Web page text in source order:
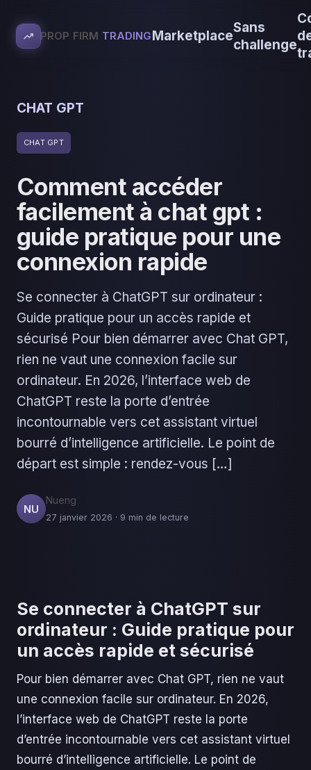
PROP FIRM TRADINGMarketplace
Sans
challenge
CHAT GPT
CHAT GPT
Comment accéder
facilement à chat gpt :
guide pratique pour une
connexion rapide
Se connecter à ChatGPT sur ordinateur :
Guide pratique pour un accès rapide et
sécurisé Pour bien démarrer avec Chat GPT,
rien ne vaut une connexion facile sur
ordinateur. En 2026, l’interface web de
ChatGPT reste la porte d’entrée
incontournable vers cet assistant virtuel
bourré d’intelligence artificielle. Le point de
départ est simple : rendez-vous […]
NU
Nueng
27 janvier 2026 · 9 min de lecture
Se connecter à ChatGPT sur
ordinateur : Guide pratique pour
un accès rapide et sécurisé
Pour bien démarrer avec Chat GPT, rien ne vaut
une connexion facile sur ordinateur. En 2026,
l’interface web de ChatGPT reste la porte
d’entrée incontournable vers cet assistant virtuel
bourré d’intelligence artificielle. Le point de